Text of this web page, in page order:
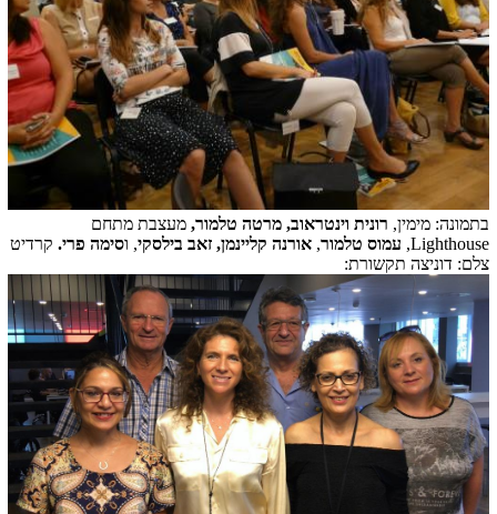
בתמונה: מימין, רונית וינטראוב, מרטה טלמור, מעצבת מתחם
Lighthouse
, עמוס טלמור, אורנה קליינמן, זאב בילסקי, וסימה פרי. קרדיט
צלם: דוניצה תקשורת: